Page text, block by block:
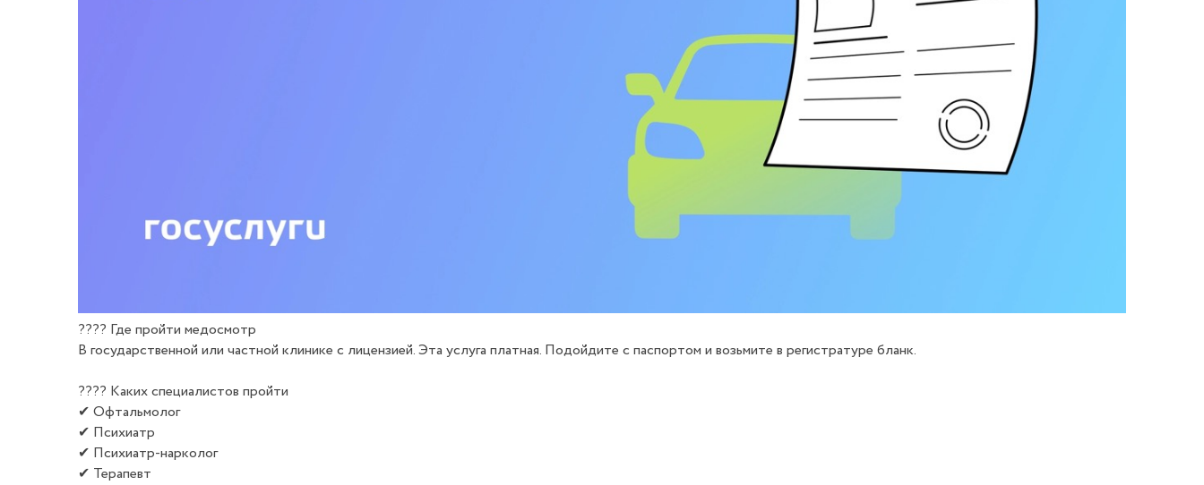
???? Где пройти медосмотр
В государственной или частной клинике с лицензией. Эта услуга платная. Подойдите с паспортом и возьмите в регистратуре бланк.
???? Каких специалистов пройти
✔ Офтальмолог
✔ Психиатр
✔ Психиатр-нарколог
✔ Терапевт